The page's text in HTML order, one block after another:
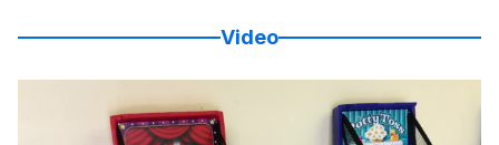
Video